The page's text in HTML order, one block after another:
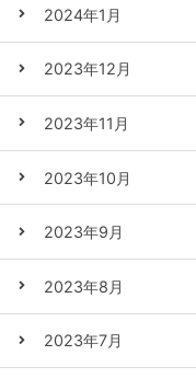
2024年1月
2023年12月
2023年11月
2023年10月
2023年9月
2023年8月
2023年7月